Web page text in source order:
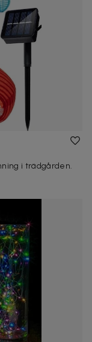
i trädgården.